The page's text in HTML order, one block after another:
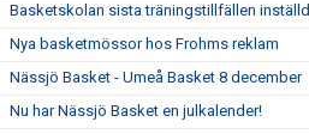
Basketskolan sista träningstillfällen
Nya basketmössor hos Frohms reklam
Nässjö Basket - Umeå Basket 8 december
Nu har Nässjö Basket en julkalender!